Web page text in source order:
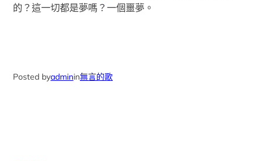
的？這一切都是夢嗎？一個噩夢。
Posted byadminin無言的歌